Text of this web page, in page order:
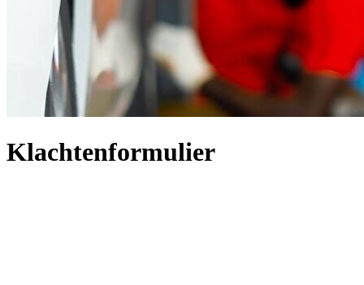
Klachtenformulier